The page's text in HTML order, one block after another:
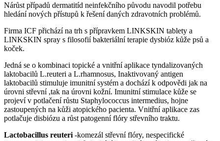
Nárůst případů dermatitíd neinfekčního původu navodil potřebu
hledání nových přístupů k řešení daných zdravotních problémů.
Firma ICF přichází na trh s přípravkem LINKSKIN tablety a
LINKSKIN spray s filosofií bakteriální terapie dysbióz kůže psů a
koček.
Jedná se o kombinaci topické a vnitřní aplikace tyndalizovaných
laktobacilů L.reuteri a L.rhamnosus, Inaktivovaný antigen
laktobacilů stimuluje imunitní systém a dochází k odpovědi jak na
úrovni střevní ,tak na úrovni kožní. Imunitní stimulace kůže se
projeví v potlačení růstu Staphylococcus intermedius, hojne
zastoupených na kůži atopického pacienta. Vnitřní aplikace zas
potlačuje disbiózu a růst patogenní flóry střevního traktu.
Lactobacillus reuteri -komezál střevní flóry, nespecifické